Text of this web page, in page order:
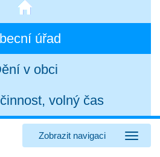
úřad
v obci
volný čas
Zobrazit navigaci